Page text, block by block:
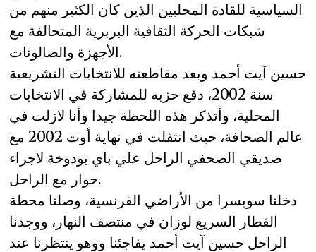
السياسية للقادة المحليين الذين كان الكثير منهم من
شبكات الحركة الثقافية البربرية المتحالفة مع
الأجهزة والصالونات.
حسين آيت أحمد وبعد مقاطعته للانتخابات التشريعية
سنة 2002، دفع حزبه للمشاركة في الانتخابات
المحلية، وأتذكر هذه اللحظة جيدا وأنا لازلت في
عالم الصحافة، حيث انتقلت في نهاية أوت 2002 مع
صديقي الصحفي الراحل علي باي بودوخة لاجراء
حوار مع الراحل.
دخلنا سويسرا من الأراضي الفرنسية، وصلنا محطة
القطار السريع لوزان في منتصف النهار، ووجدنا
الراحل حسين آيت أحمد يفاجئنا ووهو ينتظرنا عند